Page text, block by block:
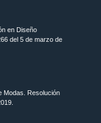
en Diseño
del 5 de marzo de
Modas. Resolución